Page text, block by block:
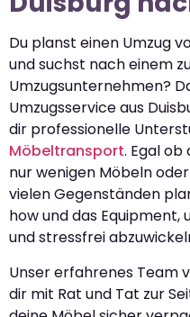
Du planst einen Umzug
und suchst nach einem
Umzugsunternehmen?
Umzugsservice aus
dir professionelle
Möbeltransport. Egal ob
nur wenigen Möbeln
vielen Gegenständen
how und das Equipment,
und stressfrei
Unser erfahrenes Team
dir mit Rat und Tat zur